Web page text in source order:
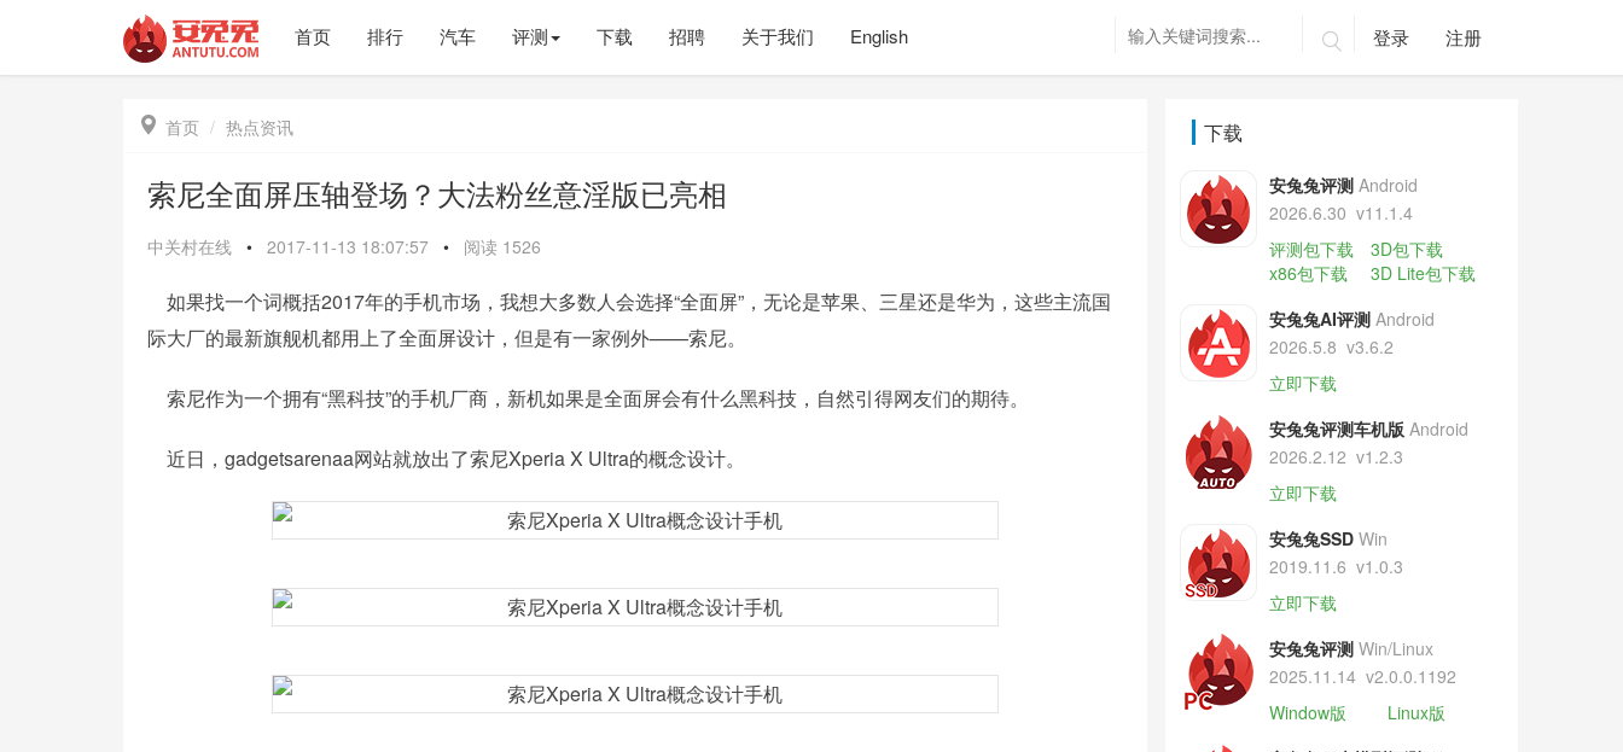
首页 排行 汽车 评测 下载 招聘 关于我们 English  登录 注册
 首页 热点资讯
索尼全面屏压轴登场？大法粉丝意淫版已亮相
中关村在线 • 2017-11-13 18:07:57 • 阅读 1526
如果找一个词概括2017年的手机市场，我想大多数人会选择“全面屏”，无论是苹果、三星还是华为，这些主流国
际大厂的最新旗舰机都用上了全面屏设计，但是有一家例外——索尼。
索尼作为一个拥有“黑科技”的手机厂商，新机如果是全面屏会有什么黑科技，自然引得网友们的期待。
近日，gadgetsarenaa网站就放出了索尼Xperia X Ultra的概念设计。
下载
安兔兔评测 Android
2026.6.30 v11.1.4
评测包下载
3D包下载
x86包下载
3D Lite包下载
安兔兔AI评测 Android
2026.5.8 v3.6.2
立即下载
安兔兔评测车机版 Android
2026.2.12 v1.2.3
立即下载
安兔兔SSD Win
2019.11.6 v1.0.3
立即下载
安兔兔评测 Win/Linux
2025.11.14 v2.0.0.1192
Window版
Linux版